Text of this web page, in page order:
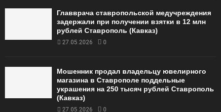
Главврача ставропольской медучреждения
задержали при получении взятки в 12 млн
рублей Ставрополь (Кавказ)
27.05.2026 0
Мошенник продал владельцу ювелирного
магазина в Ставрополе поддельные
украшения на 250 тысяч рублей Ставрополь
(Кавказ)
27.05.2026 0